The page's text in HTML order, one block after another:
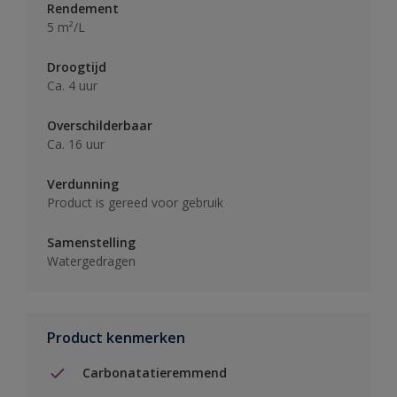
Rendement
5 m²/L
Droogtijd
Ca. 4 uur
Overschilderbaar
Ca. 16 uur
Verdunning
Product is gereed voor gebruik
Samenstelling
Watergedragen
Product kenmerken
Carbonatatieremmend